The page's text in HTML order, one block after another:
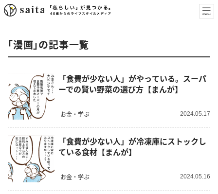
「漫画」の記事一覧
「食費が少ない人」がやっている。スーパ
ーでの賢い野菜の選び方【まんが】
お金・学ぶ 2024.05.17
「食費が少ない人」が冷凍庫にストックし
ている食材【まんが】
お金・学ぶ 2024.05.16